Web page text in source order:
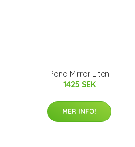
Pond Mirror Liten
1425 SEK
MER INFO!